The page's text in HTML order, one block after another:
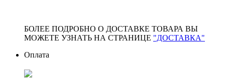
БОЛЕЕ ПОДРОБНО О ДОСТАВКЕ ТОВАРА ВЫ
МОЖЕТЕ УЗНАТЬ НА СТРАНИЦЕ "ДОСТАВКА"
Оплата